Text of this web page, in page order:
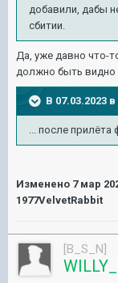
добавили, дабы
сбитии.
Да, уже давно что-
должно быть видно
В 07.03.2023
... после прилёта
Изменено 7 мар
1977VelvetRabbit
[B_S_N]